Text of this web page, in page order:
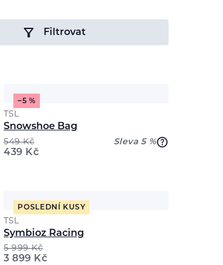
Filtrovat
−5 %
TSL
Snowshoe Bag
549Kč Sleva 5 %
439 Kč
POSLEDNÍ KUSY
TSL
Symbioz Racing
5 999Kč
3 899 Kč